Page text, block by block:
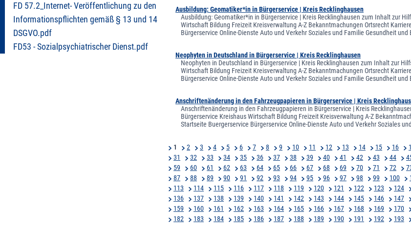
FD 57.2_Internet- Veröffentlichung zu den
Informationspflichten gemäß § 13 und 14
DSGVO.pdf
FD53 - Sozialpsychiatrischer Dienst.pdf
Ausbildung: Geomatiker*in in Bürgerservice | Kreis Recklinghausen
Ausbildung: Geomatiker*in in Bürgerservice | Kreis Recklinghausen zum Inhalt zur
Wirtschaft Bildung Freizeit Kreisverwaltung A-Z Bekanntmachungen Ortsrecht
Bürgerservice Online-Dienste Auto und Verkehr Soziales und Familie Gesundheit
Neophyten in Deutschland in Bürgerservice | Kreis Recklinghausen
Neophyten in Deutschland in Bürgerservice | Kreis Recklinghausen zum Inhalt zur
Wirtschaft Bildung Freizeit Kreisverwaltung A-Z Bekanntmachungen Ortsrecht
Bürgerservice Online-Dienste Auto und Verkehr Soziales und Familie Gesundheit
Anschriftenänderung in den Fahrzeugpapieren in Bürgerservice | Kreis
Anschriftenänderung in den Fahrzeugpapieren in Bürgerservice | Kreis
Bürgerservice Kreishaus Wirtschaft Bildung Freizeit Kreisverwaltung A-Z
Startseite Buergerservice Bürgerservice Online-Dienste Auto und Verkehr Soziales
1 2 3 4 5 6 7 8 9 10 11 12 13 14 15 16
31
32 33 34 35 36 37 38 39 40 41 42 43 44
59
60 61 62 63 64 65 66 67 68 69 70 71 72
87
88 89 90 91 92 93 94 95 96 97 98 99 100
113
114 115 116 117 118 119 120 121 122 123 124
136
137 138 139 140 141 142 143 144 145 146 147
159
160 161 162 163 164 165 166 167 168 169 170
182
183 184 185 186 187 188 189 190 191 192 193